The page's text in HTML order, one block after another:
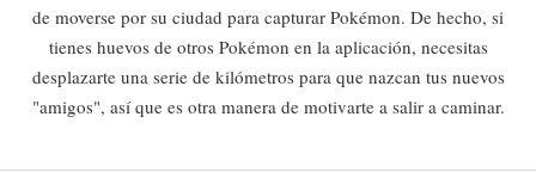
de moverse por su ciudad para capturar Pokémon. De hecho, si
tienes huevos de otros Pokémon en la aplicación, necesitas
desplazarte una serie de kilómetros para que nazcan tus nuevos
"amigos", así que es otra manera de motivarte a salir a caminar.